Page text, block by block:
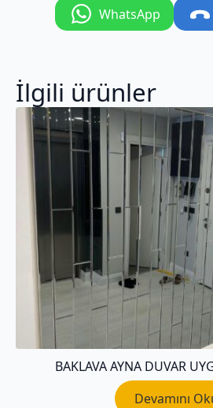
WhatsApp
İlgili ürünler
BAKLAVA AYNA DUVAR
Devamını